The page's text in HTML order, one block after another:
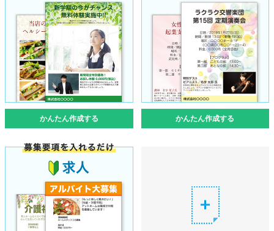
かんたん作成する かんたん作成する